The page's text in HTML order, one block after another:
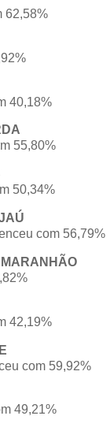
62,58%
40,18%
55,80%
50,34%
com 56,79%
42,19%
com 59,92%
49,21%